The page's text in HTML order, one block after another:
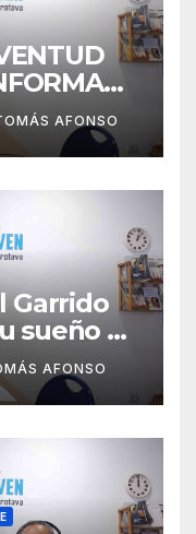
AFONSO
Garrido
sueño de
AFONSO